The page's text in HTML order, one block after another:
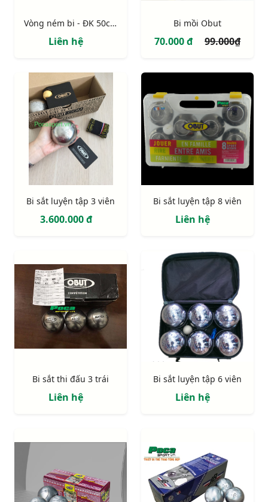
Vòng ném bi - ĐK 50cm
Liên hệ
Bi mồi Obut
70.000 đ 99.000₫
Bi sắt luyện tập 3 viên
3.600.000 đ
Bi sắt luyện tập 8 viên
Liên hệ
Bi sắt thi đấu 3 trái
Liên hệ
Bi sắt luyện tập 6 viên
Liên hệ